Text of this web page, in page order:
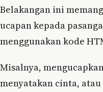
Belakangan ini
ucapan kepada
menggunakan kode
Misalnya,
menyatakan cinta,